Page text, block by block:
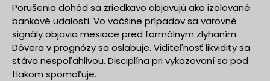
Porušenia dohôd sa zriedkavo objavujú ako izolované
bankové udalosti. Vo väčšine prípadov sa varovné
signály objavia mesiace pred formálnym zlyhaním.
Dôvera v prognózy sa oslabuje. Viditeľnosť likvidity sa
stáva nespoľahlivou. Disciplína pri vykazovaní sa pod
tlakom spomaľuje.